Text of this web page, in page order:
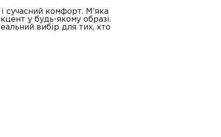
сучасний комфорт. М’яка
у будь-якому образі.
вибір для тих, хто